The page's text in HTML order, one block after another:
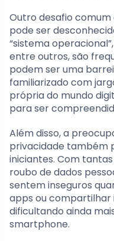
Outro desafio
pode ser
“sistema
entre outros, são
podem ser uma
familiarizado com
própria do mundo
para ser
Além disso, a
privacidade também
iniciantes. Com
roubo de dados
sentem inseguros
apps ou compartilhar
dificultando ainda
smartphone.